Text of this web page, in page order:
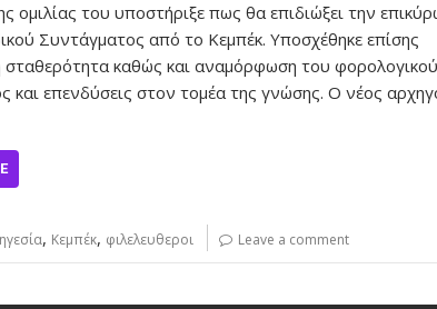
ομιλίας του υποστήριξε πως θα επιδιώξει την
Συντάγματος από το Κεμπέκ. Υποσχέθηκε επίσης
σταθερότητα καθώς και αναμόρφωση του φορολογικού
και επενδύσεις στον τομέα της γνώσης. Ο νέος
ηγεσία, Κεμπέκ, φιλελευθεροι Leave a comment